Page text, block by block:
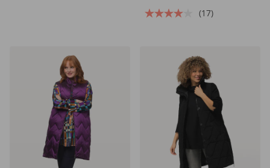
opstaande kraag
(17)